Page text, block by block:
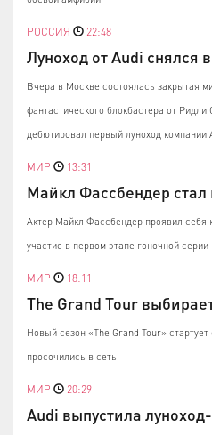
РОССИЯ 22:48
Луноход от Audi снялся
Вчера в Москве состоялась закрытая
фантастического блокбастера от
дебютировал первый луноход
МИР 13:31
Майкл Фассбендер
Актер Майкл Фассбендер проявил себя
участие в первом этапе гоночной
МИР 18:11
The Grand Tour
Новый сезон «The Grand Tour»
просочились в сеть.
МИР 20:29
Audi выпустила